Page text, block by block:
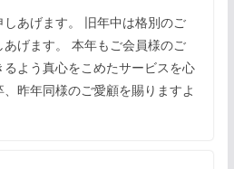
あげます。 旧年中は格別のご
げます。 本年もご会員様のご
よう真心をこめたサービスを心
昨年同様のご愛顧を賜りますよ